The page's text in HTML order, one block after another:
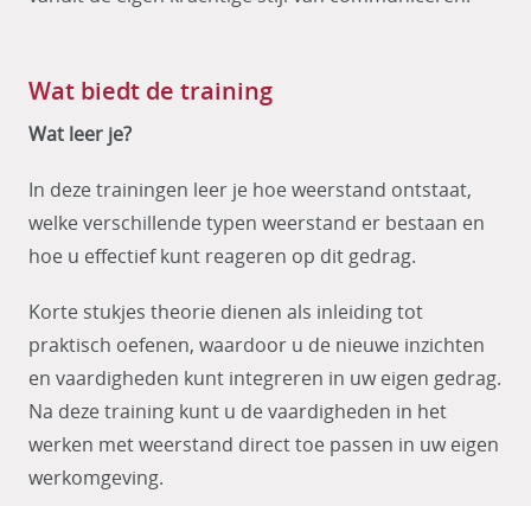
Wat biedt de training
Wat leer je?
In deze trainingen leer je hoe weerstand ontstaat,
welke verschillende typen weerstand er bestaan en
hoe u effectief kunt reageren op dit gedrag.
Korte stukjes theorie dienen als inleiding tot
praktisch oefenen, waardoor u de nieuwe inzichten
en vaardigheden kunt integreren in uw eigen gedrag.
Na deze training kunt u de vaardigheden in het
werken met weerstand direct toe passen in uw eigen
werkomgeving.